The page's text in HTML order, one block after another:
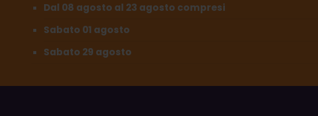
Dal 08 agosto al 23 agosto compresi
Sabato 01 agosto
Sabato 29 agosto